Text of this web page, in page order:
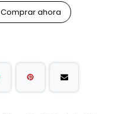
Comprar ahora